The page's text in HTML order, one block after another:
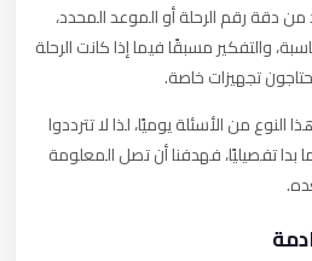
دقة رقم الرحلة أو الموعد المحدد،
والتفكير مسبقًا فيما إذا كانت الرحلة
تجهيزات خاصة.
من الأسئلة يوميًا، لذا لا تترددوا
تفصيليًا، فهدفنا أن تصل المعلومة